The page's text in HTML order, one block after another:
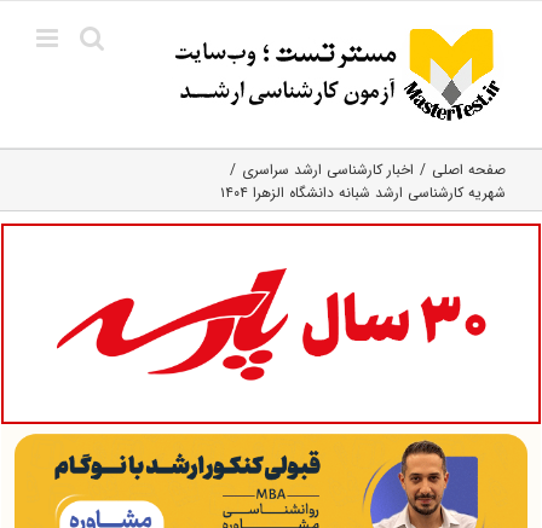
content
صفحه اصلی
اخبار کارشناسی ارشد سراسری
شهریه کارشناسی ارشد شبانه دانشگاه الزهرا ۱۴۰۴